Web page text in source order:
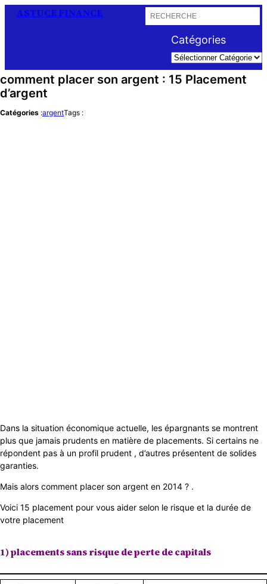
ASTUCE FINANCE
R
c
Catégories
comment placer son argent : 15 Placement
d’argent
Catégories :argentTags :
Dans la situation économique actuelle, les épargnants se montrent
plus que jamais prudents en matière de placements. Si certains ne
répondent pas à un profil prudent , d’autres présentent de solides
garanties.
Mais alors comment placer son argent en 2014 ? .
Voici 15 placement pour vous aider selon le risque et la durée de
votre placement
1) placements sans risque de perte de capitals